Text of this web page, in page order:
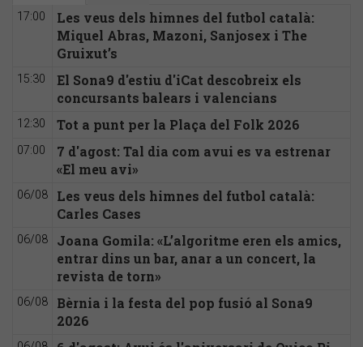
17:00
Les veus dels himnes del futbol català:
Miquel Abras, Mazoni, Sanjosex i The
Gruixut’s
15:30
El Sona9 d'estiu d'iCat descobreix els
concursants balears i valencians
12:30 Tot a punt per la Plaça del Folk 2026
07:00
7 d'agost: Tal dia com avui es va estrenar
«El meu avi»
06/08
Les veus dels himnes del futbol català:
Carles Cases
06/08
Joana Gomila: «L’algoritme eren els amics,
entrar dins un bar, anar a un concert, la
revista de torn»
06/08
Bèrnia i la festa del pop fusió al Sona9
2026